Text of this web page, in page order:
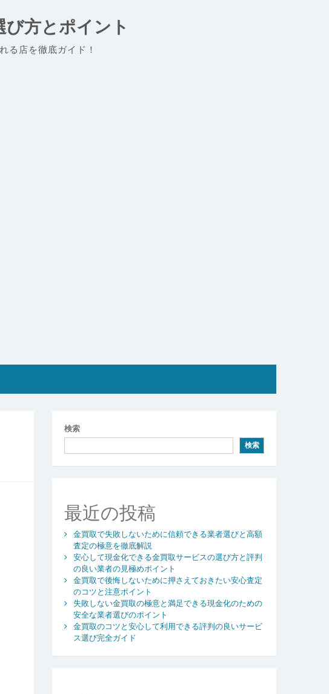
方とポイント
る店を徹底ガイド！
検索
検索
最近の投稿
金買取で失敗しないために信頼できる業者選びと高額
査定の極意を徹底解説
安心して現金化できる金買取サービスの選び方と評判
の良い業者の見極めポイント
金買取で後悔しないために押さえておきたい安心査定
のコツと注意ポイント
失敗しない金買取の極意と満足できる現金化のための
安全な業者選びのポイント
金買取のコツと安心して利用できる評判の良いサービ
ス選び完全ガイド